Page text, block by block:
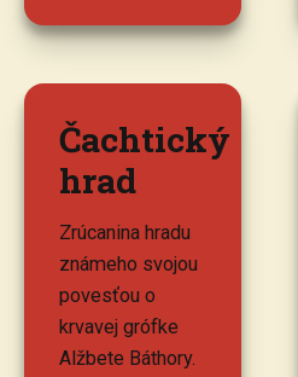
Čachtický
hrad
Zrúcanina hradu
známeho svojou
povesťou o
krvavej grófke
Alžbete Báthory.